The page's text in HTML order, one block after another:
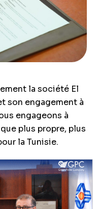
la société El
son engagement à
engageons à
plus propre, plus
la Tunisie.